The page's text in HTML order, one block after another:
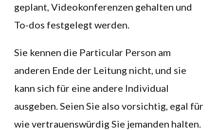
geplant, Videokonferenzen gehalten und
To-dos festgelegt werden.
Sie kennen die Particular Person am
anderen Ende der Leitung nicht, und sie
kann sich für eine andere Individual
ausgeben. Seien Sie also vorsichtig, egal für
wie vertrauenswürdig Sie jemanden halten.